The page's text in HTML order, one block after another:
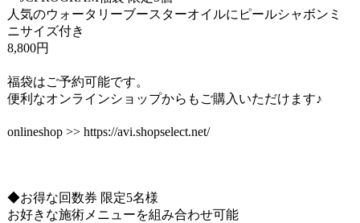
人気のウォータリーブースターオイルにピールシャボンミ
ニサイズ付き
8,800円
福袋はご予約可能です。
便利なオンラインショップからもご購入いただけます♪
onlineshop >> https://avi.shopselect.net/
◆お得な回数券 限定5名様
お好きな施術メニューを組み合わせ可能